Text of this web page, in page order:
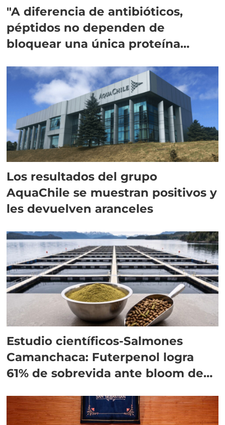
"A diferencia de antibióticos,
péptidos no dependen de
bloquear una única proteína
Los resultados del grupo
AquaChile se muestran positivos y
les devuelven aranceles
Estudio científicos-Salmones
Camanchaca: Futerpenol logra
61% de sobrevida ante bloom de